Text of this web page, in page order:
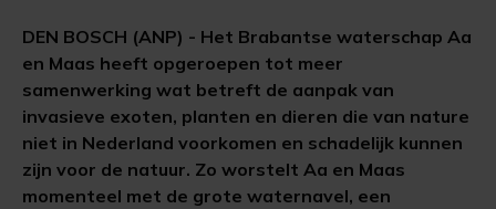
DEN BOSCH (ANP) - Het Brabantse waterschap Aa
en Maas heeft opgeroepen tot meer
samenwerking wat betreft de aanpak van
invasieve exoten, planten en dieren die van nature
niet in Nederland voorkomen en schadelijk kunnen
zijn voor de natuur. Zo worstelt Aa en Maas
momenteel met de grote waternavel, een